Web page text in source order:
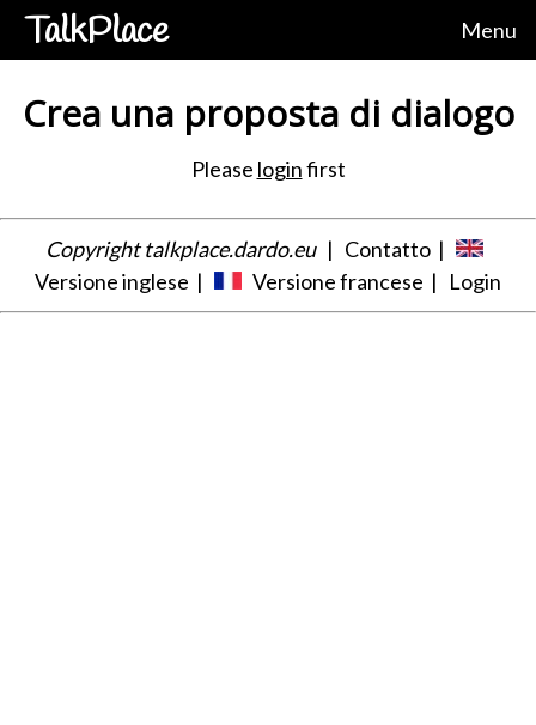
TalkPlace Menu
Crea una proposta di dialogo
Please loginfirst
Copyright talkplace.dardo.eu| Contatto |
Versione inglese | Versione francese | Login